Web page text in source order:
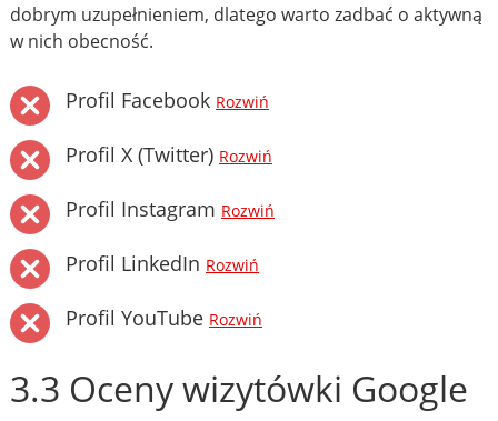
dobrym uzupełnieniem, dlatego warto zadbać o aktywną
w nich obecność.
Profil Facebook Rozwiń
Profil X (Twitter) Rozwiń
Profil Instagram Rozwiń
Profil LinkedIn Rozwiń
Profil YouTube Rozwiń
3.3 Oceny wizytówki Google